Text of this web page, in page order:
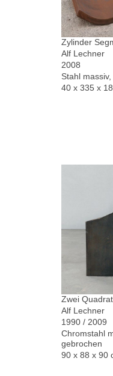
Zylinder
Alf Lechner
2008
Stahl
40 x 335 x
Zwei
Alf Lechner
1990 / 2009
Chromstahl
gebrochen
90 x 88 x 90